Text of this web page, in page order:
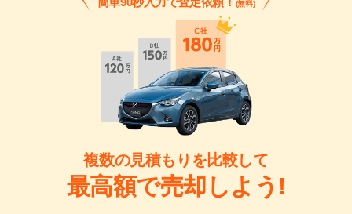
(無料)
複数の見積もりを比較して
最高額で売却しよう!